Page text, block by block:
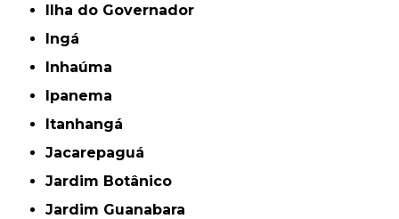
Ilha do Governador
Ingá
Inhaúma
Ipanema
Itanhangá
Jacarepaguá
Jardim Botânico
Jardim Guanabara